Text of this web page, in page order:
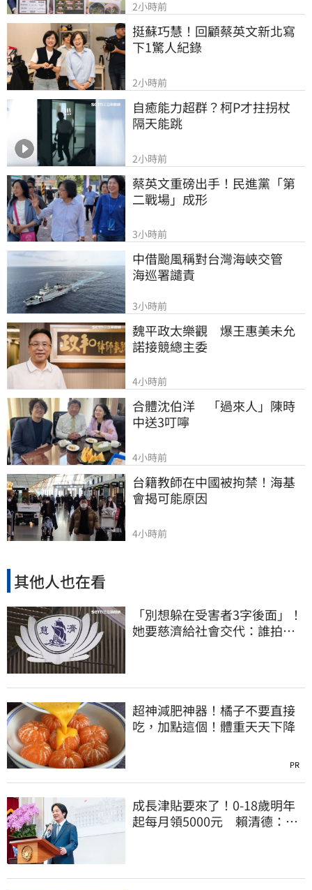
2小時前
挺蘇巧慧！回顧蔡英文新北寫
下1驚人紀錄
2小時前
自癒能力超群？柯P才拄拐杖
隔天能跳
2小時前
蔡英文重磅出手！民進黨「第
二戰場」成形
3小時前
中借颱風稱對台灣海峽交管
海巡署譴責
3小時前
魏平政太樂觀　爆王惠美未允
諾接競總主委
4小時前
合體沈伯洋　「過來人」陳時
中送3叮嚀
4小時前
台籍教師在中國被拘禁！海基
會揭可能原因
4小時前
其他人也在看
「別想躲在受害者3字後面」！
她要慈濟給社會交代：誰拍板
超神減肥神器！橘子不要直接
吃，加點這個！體重天天下降
PR
成長津貼要來了！0-18歲明年
起每月領5000元 賴清德：此